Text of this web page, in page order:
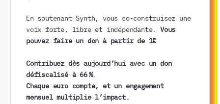
En soutenant Synth, vous co-construisez une
voix forte, libre et indépendante.Vous
pouvez faire un don à partir de 1€
Contribuez dès aujourd’hui avec un don
défiscalisé à 66 %.
Chaque euro compte, et un engagement
mensuel multiplie l’impact.